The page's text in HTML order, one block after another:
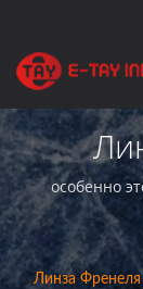
особенно
Линза